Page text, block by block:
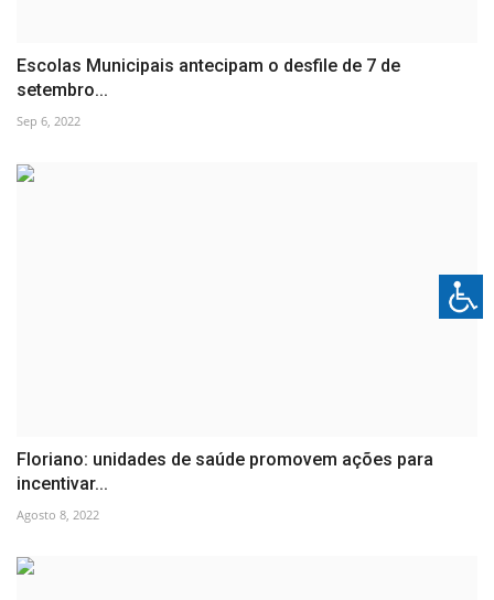
Escolas Municipais antecipam o desfile de 7 de
setembro...
Sep 6, 2022
Floriano: unidades de saúde promovem ações para
incentivar...
Agosto 8, 2022